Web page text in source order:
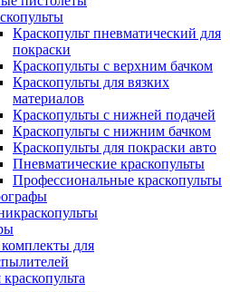
Краскопульт пневматический для
покраски
Краскопульты с верхним бачком
Краскопульты для вязких
материалов
Краскопульты с нижней подачей
Краскопульты с нижним бачком
Краскопульты для покраски авто
Пневматические краскопульты
Профессиональные краскопульты
для